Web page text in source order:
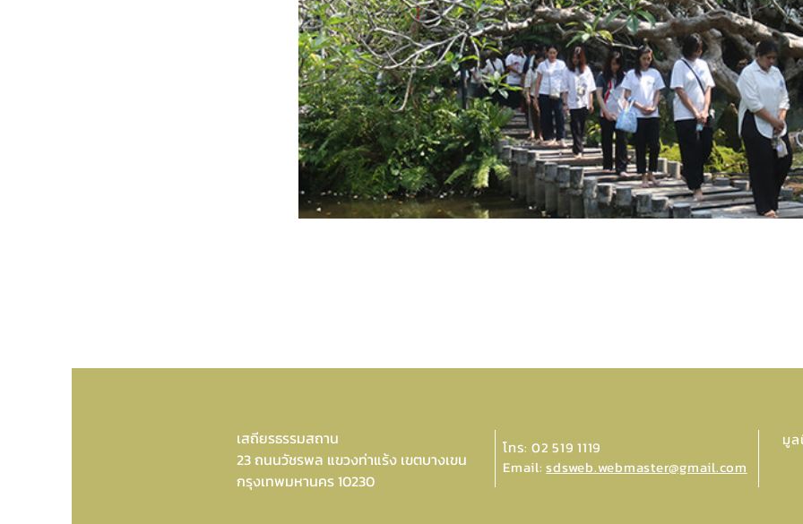
เสถียรธรรมสถาน
23 ถนนวัชรพล แขวงท่าแร้ง เขตบางเขน
กรุงเทพมหานคร 10230
โทร: 02 519 1119
Email:sdsweb.webmaster@gmail.com
มูล